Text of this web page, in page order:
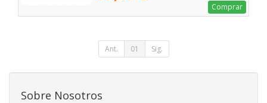
Comprar
Ant. 01 Sig.
Sobre Nosotros